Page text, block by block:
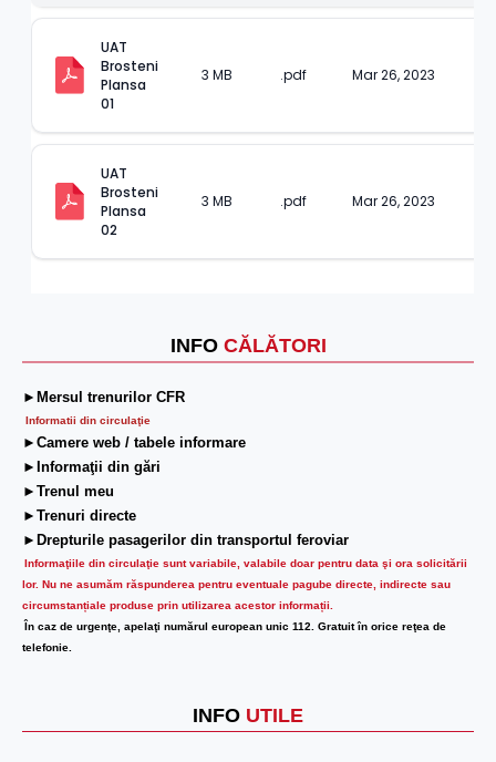
INFO CĂLĂTORI
►Mersul trenurilor CFR
Informatii din circulaţie
►Camere web / tabele informare
►Informaţii din gări
►Trenul meu
►Trenuri directe
►Drepturile pasagerilor din transportul feroviar
Informaţiile din circulaţie sunt variabile, valabile doar pentru data şi ora solicitării
lor. Nu ne asumăm răspunderea pentru eventuale pagube directe, indirecte sau
circumstanțiale produse prin utilizarea acestor informații.
În caz de urgenţe, apelaţi numărul european unic 112. Gratuit în orice reţea de
telefonie.
INFO UTILE
UAT
Brosteni
Plansa
01
3 MB .pdf Mar 26, 2023
UAT
Brosteni
Plansa
02
3 MB .pdf Mar 26, 2023